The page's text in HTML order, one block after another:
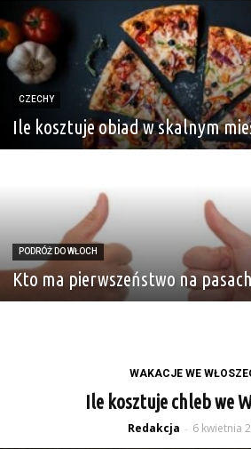
CZECHY
Ile kosztuje obiad w skalnym
PODRÓŻ DO WŁOCH
Kto ma pierwszeństwo na pasach
WAKACJE WE
Ile kosztuje chleb we
Redakcja - 6 kwietnia